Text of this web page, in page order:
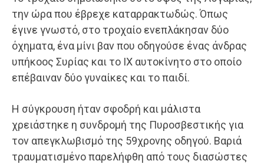
την ώρα που έβρεχε καταρρακτωδώς. Όπως
έγινε γνωστό, στο τροχαίο ενεπλάκησαν δύο
όχηματα, ένα μίνι βαν που οδηγούσε ένας άνδρας
υπήκοος Συρίας και το ΙΧ αυτοκίνητο στο οποίο
επέβαιναν δύο γυναίκες και το παιδί.
Η σύγκρουση ήταν σφοδρή και μάλιστα
χρειάστηκε η συνδρομή της Πυροσβεστικής για
τον απεγκλωβισμό της 59χρονης οδηγού. Βαριά
τραυματισμένο παρελήφθη από τους διασώστες